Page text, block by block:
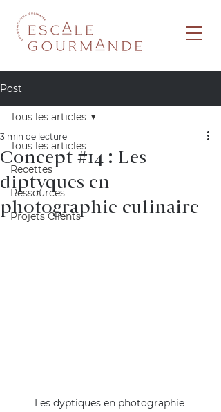
Post
Tous les articles
Recettes
Ressources
Projets Clients
Tous les articles
Concept #14 : Les
diptyques en
photographie culinaire
3 min de lecture
Les dyptiques en photographie